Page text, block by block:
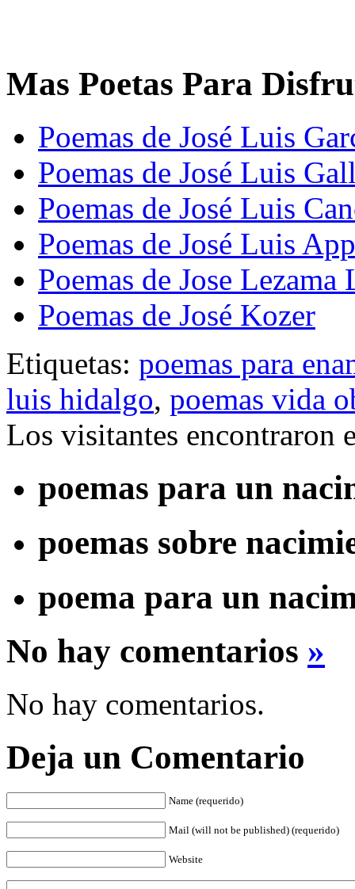
Mas Poetas Para
Poemas de José Luis
Poemas de José Luis
Poemas de José Luis
Poemas de José Luis
Poemas de Jose Lezama
Poemas de José Kozer
Etiquetas: poemas para
luis hidalgo, poemas vida
Los visitantes encontraron
poemas para un
poemas sobre
poema para un
No hay comentarios »
No hay comentarios.
Deja un Comentario
Name (requerido)
Mail (will not be published) (requerido)
Website